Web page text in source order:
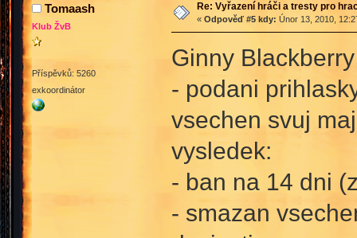
Tomaash
Klub ŽvB
Příspěvků: 5260
exkoordinátor
Re: Vyřazení hráči a tresty pro
« Odpověď #5 kdy: Únor 13, 2010,
Ginny Blackberry
- podani
vsechen svuj
vysledek:
- ban na 14 dni
- smazan